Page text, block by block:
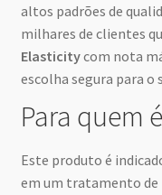
altos padrões de
milhares de clientes
Elasticitycom nota
escolha segura para
Para quem é
Este produto é
em um tratamento de